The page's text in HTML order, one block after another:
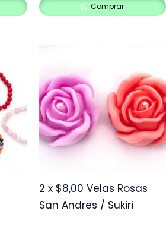
Comprar
2 x $8,00 Velas Rosas
San Andres / Sukiri